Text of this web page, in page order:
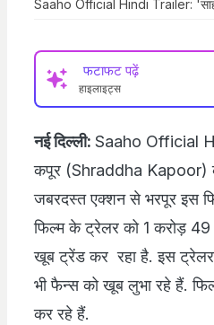
Saaho Official Hindi Trailer:
फटाफट पढ़ें
हाइलाइट्स
नई दिल्ली: Saaho Official
कपूर (Shraddha Kapoor)
जबरदस्त एक्शन से भरपूर इस
फिल्म के ट्रेलर को 1 करोड़ 49
खूब ट्रेंड कर रहा है. इस ट्रेलर
भी फैन्स को खूब लुभा रहे हैं.
कर रहे हैं.